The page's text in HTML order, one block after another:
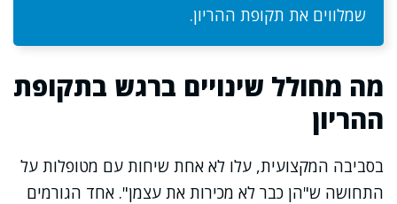
שמלווים את תקופת ההריון.
מה מחולל שינויים ברגש בתקופת
ההריון
בסביבה המקצועית, עלו לא אחת שיחות עם מטופלות על
התחושה ש"הן כבר לא מכירות את עצמן". אחד הגורמים